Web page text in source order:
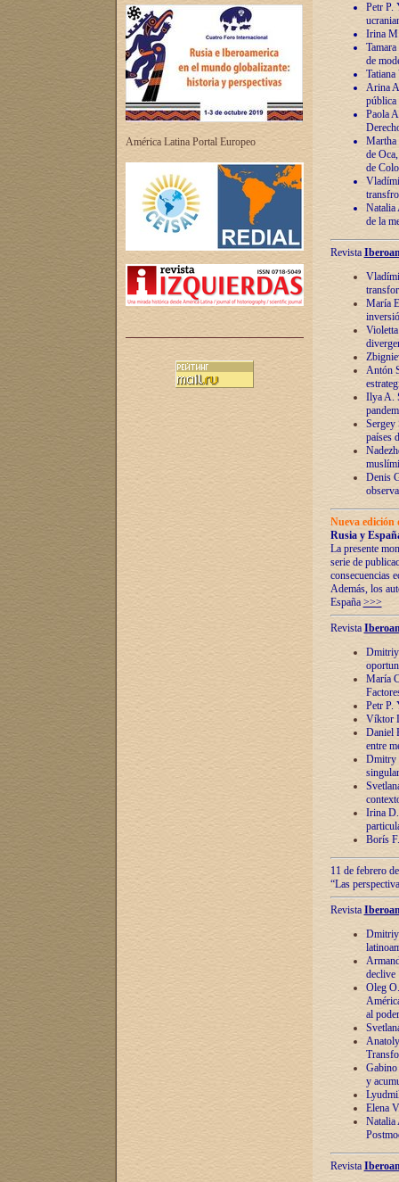
América Latina Portal Europeo
Petr P.
Irina
de
Arina
pública
Paola
Martha
de
de
Natalia
de la
Revista
María
Antón
Ilya A.
Sergey
países
Denis
Nueva
Rusia y
La presente
serie de
consecuencias
Además, los
España >>>
Revista
Dmitriy
María
Petr P.
Víktor
Daniel
entre
Dmitry
Irina
Borís
11 de febrero
“Las
Revista
Dmitriy
declive
Oleg
al poder
y
Elena
Natalia
Revista